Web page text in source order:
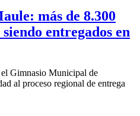
más de 8.300
entregados en
Gimnasio Municipal de
al proceso regional de entrega